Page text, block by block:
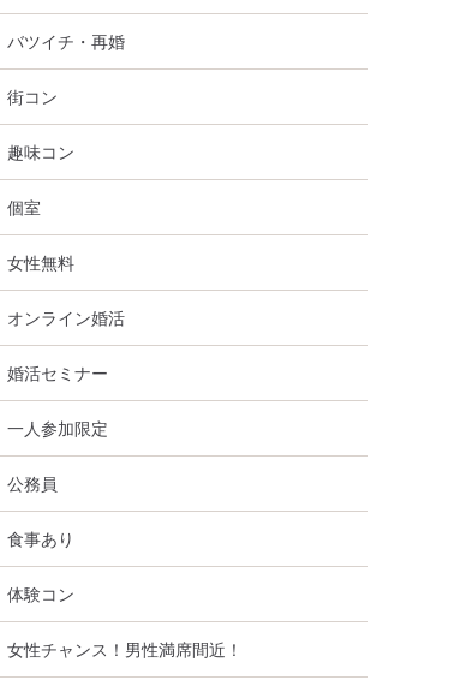
バツイチ・再婚
街コン
趣味コン
個室
女性無料
オンライン婚活
婚活セミナー
一人参加限定
公務員
食事あり
体験コン
女性チャンス！男性満席間近！